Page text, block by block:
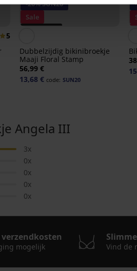
5
-20% SUN20
Sale
Dubbelzijdig bikinibroekje
Maaji Floral Stamp
56,99 €
13,68 € code: SUN20
Angela III
3x
0x
0x
0x
0x
mogelijk Vind de